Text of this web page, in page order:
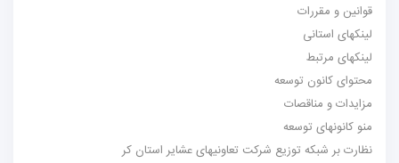
قوانین و مقررات
لینکهای استانی
لینکهای مرتبط
محتوای کانون توسعه
مزایدات و مناقصات
منو کانونهای توسعه
نظارت بر شبکه توزیع شرکت تعاونیهای عشایر استان کر